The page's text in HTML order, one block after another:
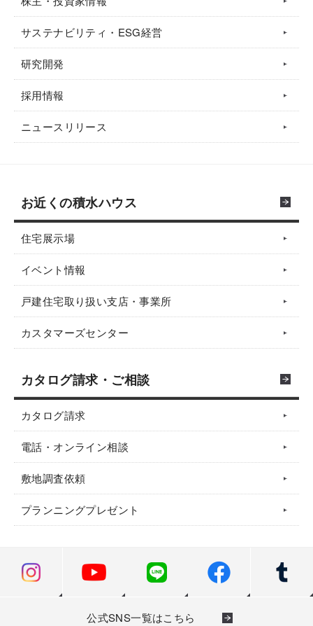
サステナビリティ・ESG経営
研究開発
採用情報
ニュースリリース
お近くの積水ハウス
住宅展示場
イベント情報
戸建住宅取り扱い支店・事業所
カスタマーズセンター
カタログ請求・ご相談
カタログ請求
電話・オンライン相談
敷地調査依頼
プランニングプレゼント
公式SNS一覧はこちら